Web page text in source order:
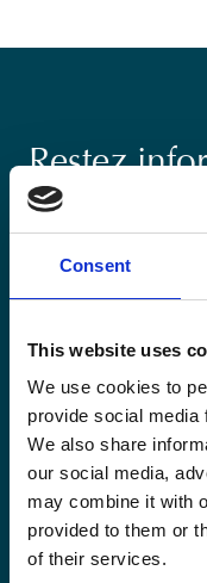
Consent
This website uses
We use cookies to
provide social media
We also share
our social media,
may combine it with
provided to them or
of their services.
Restez
Suivez nos actions
Email
*
Consent
*
Oui, je
CAPTCHA